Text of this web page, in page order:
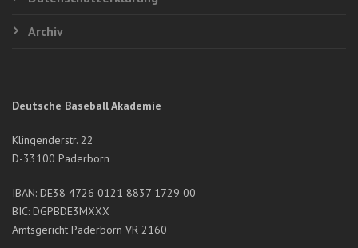
Archiv
Deutsche Baseball Akademie
Klingenderstr. 22
D-33100 Paderborn
IBAN: DE38 4726 0121 8837 1729 00
BIC: DGPBDE3MXXX
Amtsgericht Paderborn VR 2160